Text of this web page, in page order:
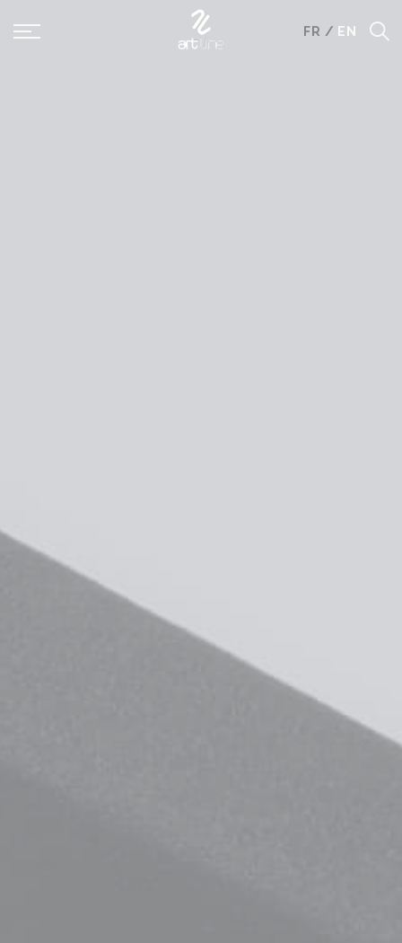
FR / EN
Panneau de gestion des cookies